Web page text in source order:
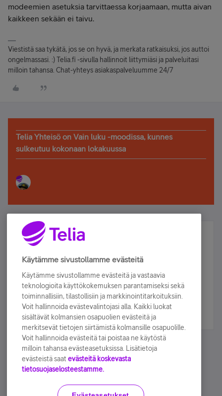
modeemien asetuksia tarvittaessa korjaamaan, mutta aivan
kaikkeen sekään ei taivu.
Viestistä saa tykätä, jos se on hyvä, ja merkata ratkaisuksi, jos auttoi
ongelmassasi. :) Telia.fi -sivulla hallinnoit liittymiäsi ja palveluitasi
milloin tahansa. Chat-yhteys asiakaspalveluumme 24/7
Telia Yhteisö on Vain luku -moodissa, kunnes
sulkeutuu kokonaan lokakuussa
Älä jää paitsi – osallistu ja voita!
Tilaa Telian uutiskirje ja olet mukana arvonnassa.
sähköpostiisi.
Tilaa nyt
Käyttöehdot Accessibility statement
Käytämme sivustollamme evästeitä
Käytämme sivustollamme evästeitä ja vastaavia
teknologioita käyttökokemuksen parantamiseksi sekä
toiminnallisiin, tilastollisiin ja markkinointitarkoituksiin.
Voit hallinnoida evästevalintojasi alla. Kaikki luokat
sisältävät kolmansien osapuolien evästeitä ja
merkitsevät tietojen siirtämistä kolmansille osapuolille.
Voit hallinnoida evästeitä tai poistaa ne käytöstä
milloin tahansa evästeasetuksissa. Lisätietoja
evästeistä saat evästeitä koskevasta
tietosuojaselosteestamme.